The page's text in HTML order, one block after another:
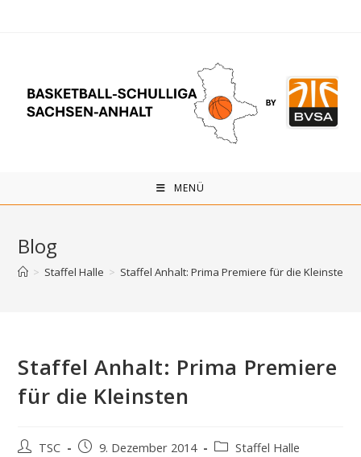
MENÜ
Blog
> Staffel Halle > Staffel Anhalt: Prima Premiere für die Kleinsten
Staffel Anhalt: Prima Premiere
für die Kleinsten
Beitrags-
TSC
Beitrag9. Dezember 2014
Beitrags-
Staffel Halle